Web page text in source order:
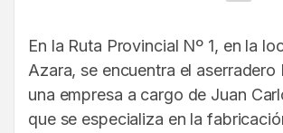
En la Ruta Provincial Nº 1, en la
Azara, se encuentra el aserradero
una empresa a cargo de Juan
que se especializa en la